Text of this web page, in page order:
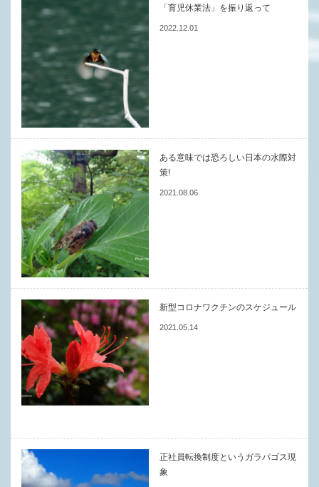
「育児休業法」を振り返って
2022.12.01
ある意味では恐ろしい日本の水際対
策!
2021.08.06
新型コロナワクチンのスケジュール
2021.05.14
正社員転換制度というガラパゴス現
象